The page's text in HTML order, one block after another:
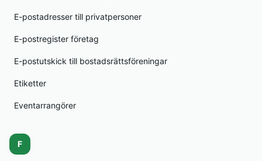
E-postadresser till privatpersoner
E-postregister företag
E-postutskick till bostadsrättsföreningar
Etiketter
Eventarrangörer
F